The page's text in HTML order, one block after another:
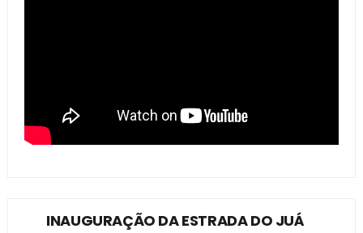
INAUGURAÇÃO DA ESTRADA DO JUÁ